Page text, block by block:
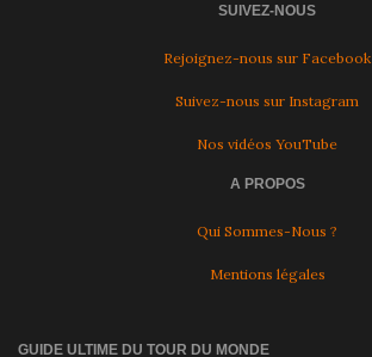
SUIVEZ-NOUS
Rejoignez-nous sur Facebook
Suivez-nous sur Instagram
Nos vidéos YouTube
A PROPOS
Qui Sommes-Nous ?
Mentions légales
GUIDE ULTIME DU TOUR DU MONDE